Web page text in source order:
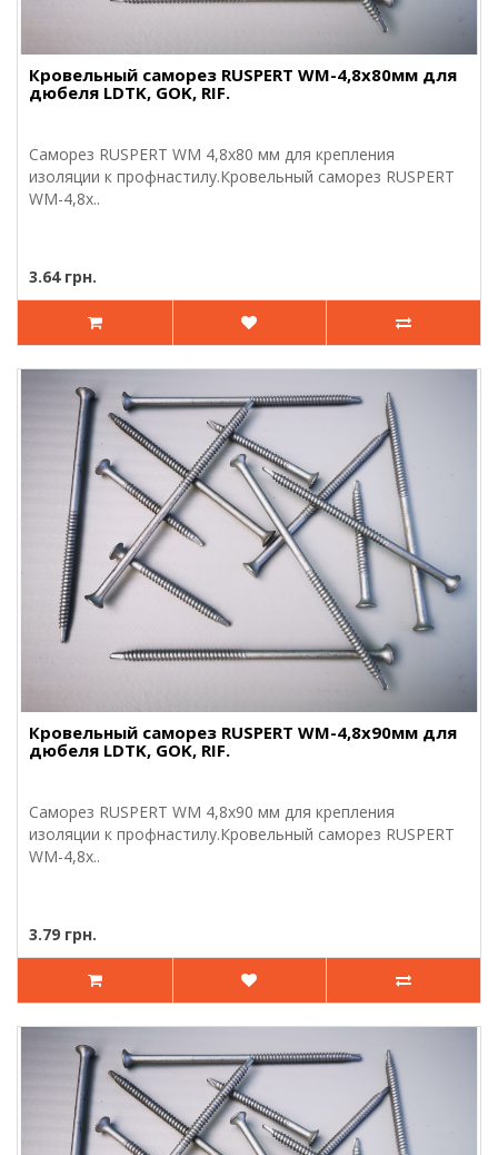
Кровельный саморез RUSPERT WM-4,8х80мм для
дюбеля LDTK, GOK, RIF.
Саморез RUSPERT WM 4,8х80 мм для крепления
изоляции к профнастилу.Кровельный саморез RUSPERT
WM-4,8х..
3.64 грн.
Кровельный саморез RUSPERT WM-4,8х90мм для
дюбеля LDTK, GOK, RIF.
Саморез RUSPERT WM 4,8х90 мм для крепления
изоляции к профнастилу.Кровельный саморез RUSPERT
WM-4,8х..
3.79 грн.